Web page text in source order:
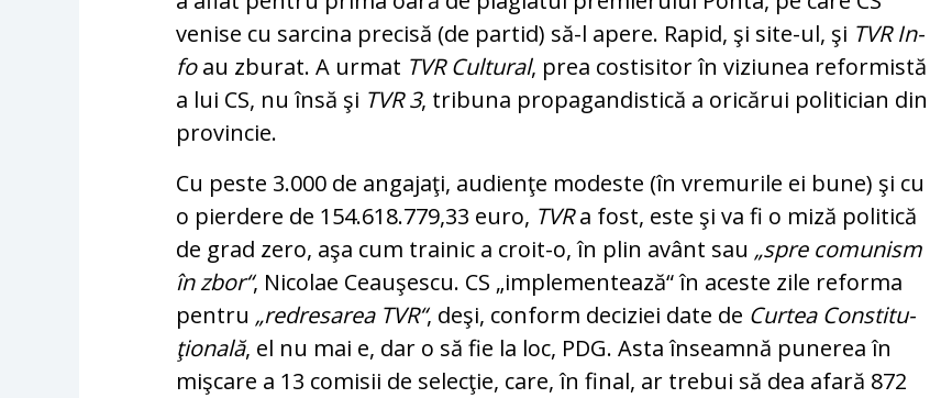
venise cu sarcina precisă (de partid) să-l apere. Rapid, şi site-ul, şi TVR In­
foau zburat. A urmat TVR Cul­tural, prea costisitor în vi­zi­u­nea reformistă
a lui CS, nu însă şi TVR 3, tribuna propagandistică a oricărui politician din
pro­vin­cie.
Cu peste 3.000 de angajaţi, au­dienţe modeste (în vremurile ei bune) şi cu
o pierdere de 154.618.779,33 euro, TVRa fost, este şi va fi o miză politică
de grad zero, aşa cum trainic a croit-o, în plin avânt sau „spre comunism
în zbor“, Nicolae Ceauşescu. CS „implementează“ în aceste zile reforma
pentru „redresarea TVR“, deşi, conform deciziei date de Curtea Cons­ti­tu­
ţională, el nu mai e, dar o să fie la loc, PDG. Asta înseamnă pu­nerea în
mişcare a 13 comisii de selecţie, care, în final, ar trebui să dea afară 872